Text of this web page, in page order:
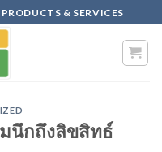
& SERVICES
นึกถึงลิขสิทธ์